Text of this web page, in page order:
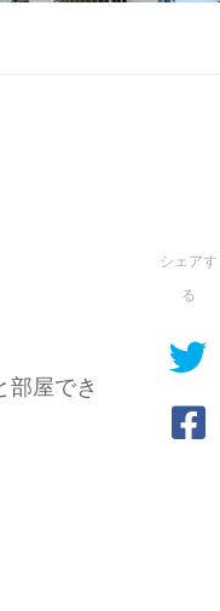
部屋でき
シェアす
る